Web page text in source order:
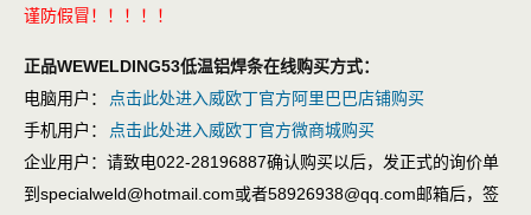
谨防假冒！！！！！
正品WEWELDING53低温铝焊条在线购买方式：
电脑用户：
点击此处进入威欧丁官方阿里巴巴店铺购买
手机用户：
点击此处进入威欧丁官方微商城购买
企业用户：请致电022-28196887确认购买以后，发正式的询价单
到specialweld@hotmail.com或者58926938@qq.com邮箱后，签